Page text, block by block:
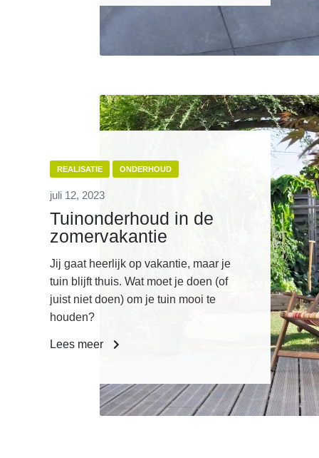
REALISATIE ONDERHOUD
juli 12, 2023
Tuinonderhoud in de
zomervakantie
Jij gaat heerlijk op vakantie, maar je
tuin blijft thuis. Wat moet je doen (of
juist niet doen) om je tuin mooi te
houden?
Lees meer